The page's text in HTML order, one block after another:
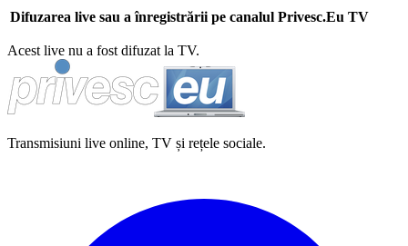
Difuzarea live sau a înregistrării pe canalul Privesc.Eu TV
Acest live nu a fost difuzat la TV.
Transmisiuni live online, TV și rețele sociale.